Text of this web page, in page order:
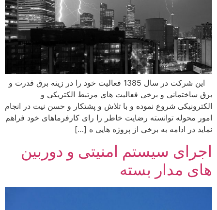
این شرکت در سال 1385 فعالیت خود را در زینه برق قدرت و
ساختمانی و برخی فعالیت های مرتبط الکتریکی و
شروع نموده و با تلاش و پشتکار و حسن نیت در انجام
محوله توانسته رضایت خاطر را رای کارفرماهای خود فراهم
در ادامه به برخی از پروژه هایی ه […]
سیستم امنیتی و دوربین
مدار بسته